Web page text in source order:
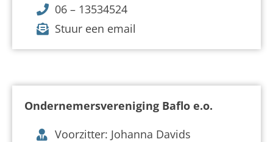
06 – 13534524
Stuur een email
Ondernemersvereniging Baflo e.o.
Voorzitter: Johanna Davids